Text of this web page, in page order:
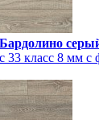
33 класс 8 мм с